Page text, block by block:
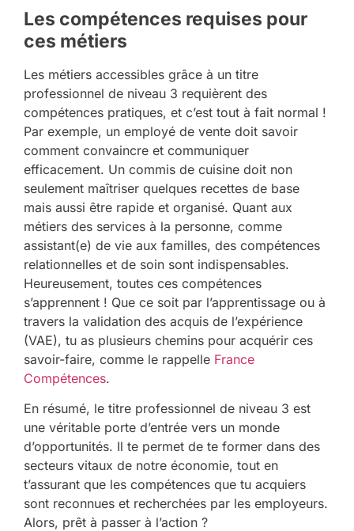
Les compétences requises pour
ces métiers
Les métiers accessibles grâce à un titre
professionnel de niveau 3 requièrent des
compétences pratiques, et c’est tout à fait normal !
Par exemple, un employé de vente doit savoir
comment convaincre et communiquer
efficacement. Un commis de cuisine doit non
seulement maîtriser quelques recettes de base
mais aussi être rapide et organisé. Quant aux
métiers des services à la personne, comme
assistant(e) de vie aux familles, des compétences
relationnelles et de soin sont indispensables.
Heureusement, toutes ces compétences
s’apprennent ! Que ce soit par l’apprentissage ou à
travers la validation des acquis de l’expérience
(VAE), tu as plusieurs chemins pour acquérir ces
savoir-faire, comme le rappelle France
Compétences.
En résumé, le titre professionnel de niveau 3 est
une véritable porte d’entrée vers un monde
d’opportunités. Il te permet de te former dans des
secteurs vitaux de notre économie, tout en
t’assurant que les compétences que tu acquiers
sont reconnues et recherchées par les employeurs.
Alors, prêt à passer à l’action ?